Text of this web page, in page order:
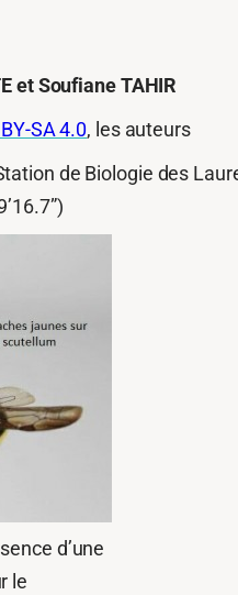
et Soufiane TAHIR
SA 4.0, les auteurs
de Biologie des
d’une
le